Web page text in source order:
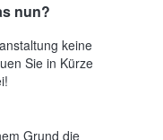
nun?
keine
Sie in Kürze
Grund die